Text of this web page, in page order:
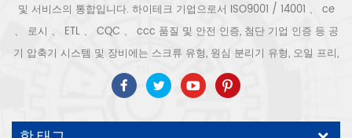
및 서비스의 통합입니다. 하이테크 기업으로서 ISO9001 / 14001 、 ce
、 로시 、 ETL 、 CQC 、 ccc 품질 및 안전 인증, 첨단 기업 인증 등 공
기 압축기 시스템 및 장비에는 스크류 유형, 원심 분리기 유형, 오일 프리,
스크롤 유형, 피스톤 유형, 건조기, 필터, 배수기, 완전한 공기 압축기 생산
라인 등이 포함됩니다. 보다 300 가지 유형의 공기 압축기 산업 전문가
우리 회사는 보다 30 년 경력 from 압력 용기, 전기 모터, 정밀 부품 가공